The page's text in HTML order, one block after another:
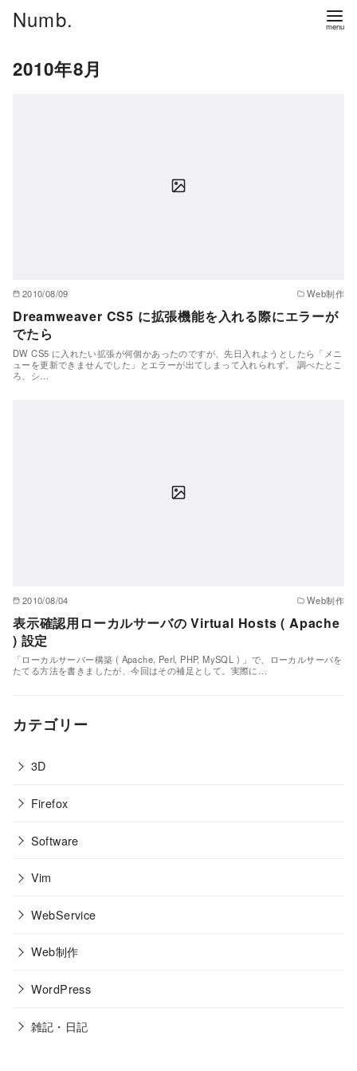
Numb.
2010年8月
2010/08/09 Web制作
Dreamweaver CS5 に拡張機能を入れる際にエラーが
でたら
DW CS5 に入れたい拡張が何個かあったのですが、先日入れようとしたら「メニ
ューを更新できませんでした」とエラーが出てしまって入れられず。 調べたとこ
ろ、シ…
2010/08/04 Web制作
表示確認用ローカルサーバの Virtual Hosts ( Apache
) 設定
「ローカルサーバー構築 ( Apache, Perl, PHP, MySQL ) 」で、ローカルサーバを
たてる方法を書きましたが、今回はその補足として。実際に…
カテゴリー
3D
Firefox
Software
Vim
WebService
Web制作
WordPress
雑記・日記